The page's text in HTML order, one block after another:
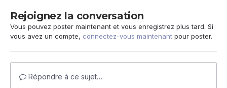
Rejoignez la conversation
Vous pouvez poster maintenant et vous enregistrez plus tard. Si
vous avez un compte, connectez-vous maintenant pour poster.
Répondre à ce sujet…